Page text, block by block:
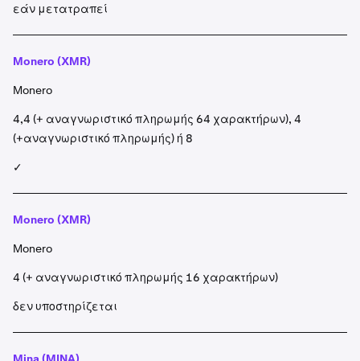
εάν μετατραπεί
Monero (XMR)
Monero
4,4 (+ αναγνωριστικό πληρωμής 64 χαρακτήρων), 4
(+αναγνωριστικό πληρωμής) ή 8
✓
Monero (XMR)
Monero
4 (+ αναγνωριστικό πληρωμής 16 χαρακτήρων)
δεν υποστηρίζεται